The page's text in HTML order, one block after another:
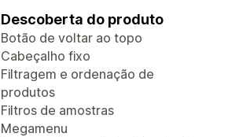
Descoberta do produto
Botão de voltar ao topo
Cabeçalho fixo
Filtragem e ordenação de
produtos
Filtros de amostras
Megamenu